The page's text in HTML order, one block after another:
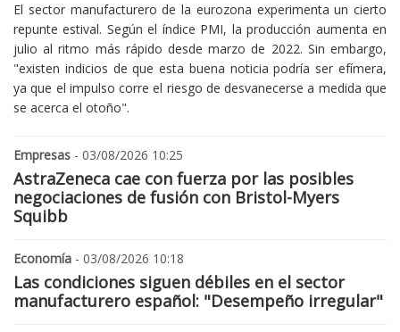
El sector manufacturero de la eurozona experimenta un cierto
repunte estival. Según el índice PMI, la producción aumenta en
julio al ritmo más rápido desde marzo de 2022. Sin embargo,
"existen indicios de que esta buena noticia podría ser efímera,
ya que el impulso corre el riesgo de desvanecerse a medida que
se acerca el otoño".
Empresas - 03/08/2026 10:25
AstraZeneca cae con fuerza por las posibles
negociaciones de fusión con Bristol-Myers
Squibb
Economía - 03/08/2026 10:18
Las condiciones siguen débiles en el sector
manufacturero español: "Desempeño irregular"